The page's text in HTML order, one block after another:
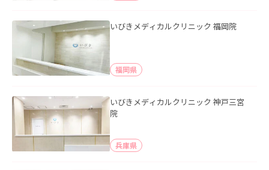
いびきメディカルクリニック 福岡院
福岡県
いびきメディカルクリニック 神戸三宮
院
兵庫県